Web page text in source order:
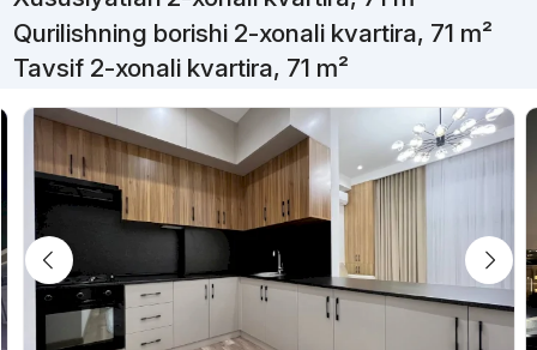
Qurilishning borishi 2-xonali kvartira, 71 m²
Tavsif 2-xonali kvartira, 71 m²